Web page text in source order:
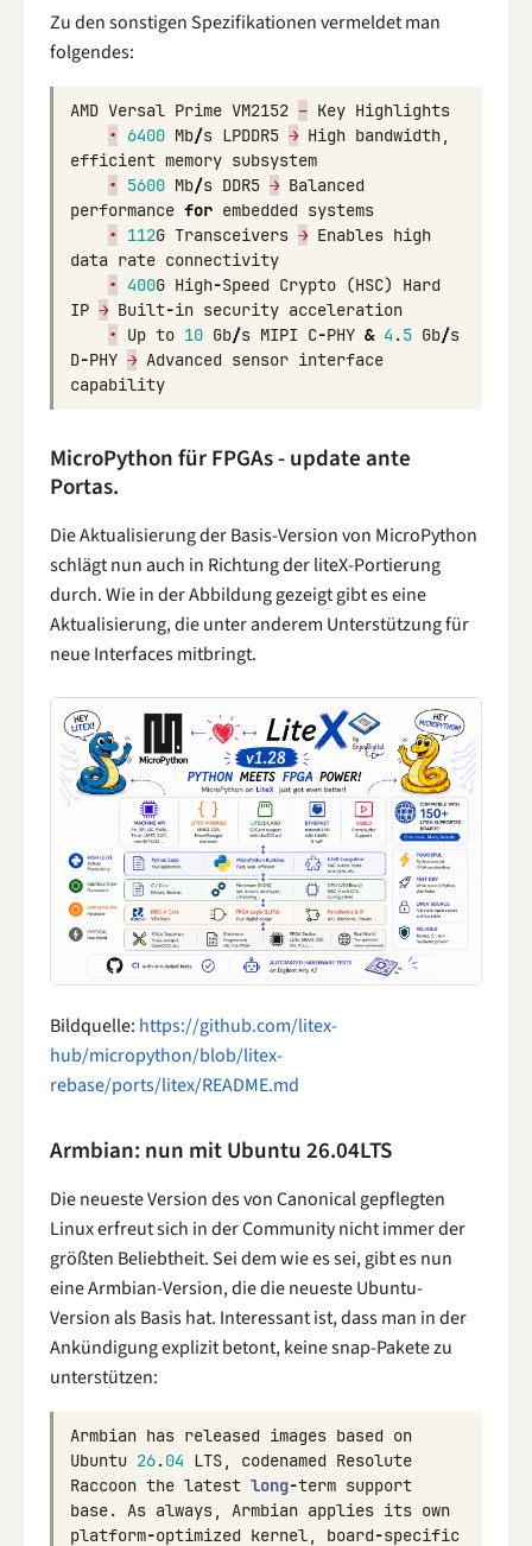
Zu den sonstigen Spezifikationen vermeldet man
folgendes:
AMD Versal Prime VM2152 – Key Highlights
•
6400 Mb/s LPDDR5 → High bandwidth,
efficient memory subsystem
•
5600 Mb/s DDR5 → Balanced
performance for embedded systems
•
112G Transceivers → Enables high
data rate connectivity
•
400G High-Speed Crypto (HSC)
Hard
IP → Built-in security acceleration
•
Up to 10 Gb/s MIPI C-PHY & 4 .5 Gb/s
D-PHY → Advanced sensor interface
capability
MicroPython für FPGAs - update ante
Portas.
Die Aktualisierung der Basis-Version von MicroPython
schlägt nun auch in Richtung der liteX-Portierung
durch. Wie in der Abbildung gezeigt gibt es eine
Aktualisierung, die unter anderem Unterstützung für
neue Interfaces mitbringt.
Bildquelle: https://github.com/litex-
hub/micropython/blob/litex-
rebase/ports/litex/README.md
Armbian: nun mit Ubuntu 26.04LTS
Die neueste Version des von Canonical gepflegten
Linux erfreut sich in der Community nicht immer der
größten Beliebtheit. Sei dem wie es sei, gibt es nun
eine Armbian-Version, die die neueste Ubuntu-
Version als Basis hat. Interessant ist, dass man in der
Ankündigung explizit betont, keine snap-Pakete zu
unterstützen:
Armbian has released images based on
Ubuntu 26.04 LTS, codenamed Resolute
Raccoon the latest long-term support
base. As always, Armbian applies its own
platform-optimized kernel, board-specific